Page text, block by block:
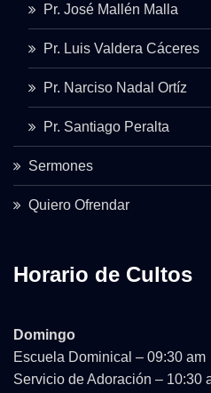
Pr. José Mallén Malla
Pr. Luis Valdera Cáceres
Pr. Narciso Nadal Ortíz
Pr. Santiago Peralta
Sermones
Quiero Ofrendar
Horario de Cultos
Domingo
Escuela Dominical – 09:30 am
Servicio de Adoración – 10:30